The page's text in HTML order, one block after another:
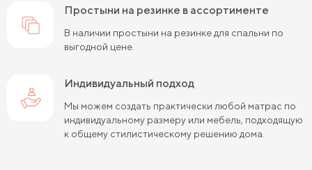
простыни на резинке в ассортименте
В наличии простыни на резинке для спальни по
выгодной цене.
Индивидуальный подход
Мы можем создать практически любой матрас по
индивидуальному размеру или мебель, подходящую
к общему стилистическому решению дома.